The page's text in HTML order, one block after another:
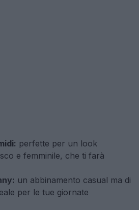
perfette per un look
e femminile, che ti farà
un abbinamento casual ma di
per le tue giornate